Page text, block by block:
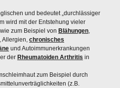
und bedeutet „durchlässiger
wird mit der Entstehung vieler
zum Beispiel von Blähungen
, Allergien, chronisches
und Autoimmunerkrankungen
der Rheumatoiden Arthritis in
zum Beispiel durch
(z.B.